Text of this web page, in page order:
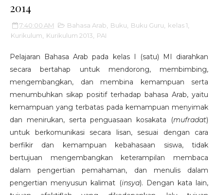
2014
7:40:00 AM Bahasa Arab Buku Buku Guru kelas 1
Kurikulum
Kurikulum 2013 PAI
Pelajaran Bahasa Arab pada kelas I (satu) MI diarahkan
secara bertahap untuk mendorong, membimbing,
mengembangkan, dan membina kemampuan serta
menumbuhkan sikap positif terhadap bahasa Arab, yaitu
kemampuan yang terbatas pada kemampuan menyimak
dan menirukan, serta penguasaan kosakata (mufradat)
untuk berkomunikasi secara lisan, sesuai dengan cara
berfikir dan kemampuan kebahasaan siswa, tidak
bertujuan mengembangkan keterampilan membaca
dalam pengertian pemahaman, dan menulis dalam
pengertian menyusun kalimat (insya). Dengan kata lain,